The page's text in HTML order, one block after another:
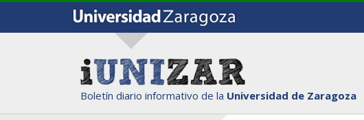
Boletín diario informativo de la Universidad de Zaragoza